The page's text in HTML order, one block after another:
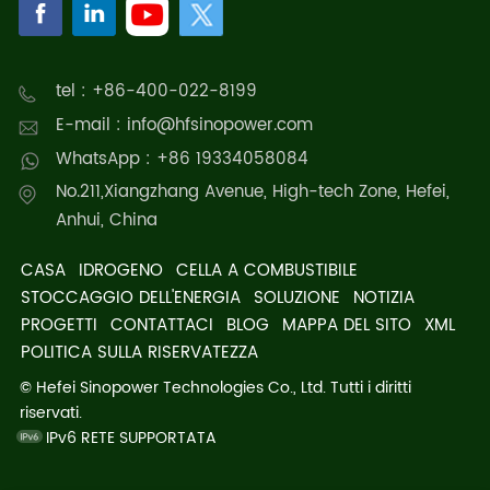
tel : +86-400-022-8199
E-mail : info@hfsinopower.com
WhatsApp : +86 19334058084
No.211,Xiangzhang Avenue, High-tech Zone, Hefei,
Anhui, China
CASA IDROGENO CELLA A COMBUSTIBILE
STOCCAGGIO DELL'ENERGIA SOLUZIONE NOTIZIA
PROGETTI CONTATTACI BLOG MAPPA DEL SITO XML
POLITICA SULLA RISERVATEZZA
© Hefei Sinopower Technologies Co., Ltd. Tutti i diritti
riservati.
IPv6 RETE SUPPORTATA